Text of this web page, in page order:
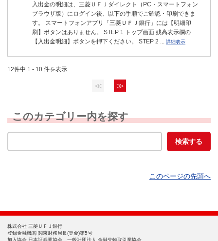
入出金の明細は、三菱ＵＦＪダイレクト（PC・スマートフォン
ブラウザ版）にログイン後、以下の手順でご確認・印刷できま
す。 スマートフォンアプリ「三菱ＵＦＪ銀行」には【明細印
刷】ボタンはありません。 STEP 1 トップ画面 残高表示欄の
【入出金明細】ボタンを押下ください。 STEP 2 ... 詳細表示
12件中 1 - 10 件を表示
≪ ≫
このカテゴリー内を探す
このページの先頭へ
株式会社 三菱ＵＦＪ銀行
登録金融機関 関東財務局長(登金)第5号
加入協会 日本証券業協会、一般社団法人 金融先物取引業協会、